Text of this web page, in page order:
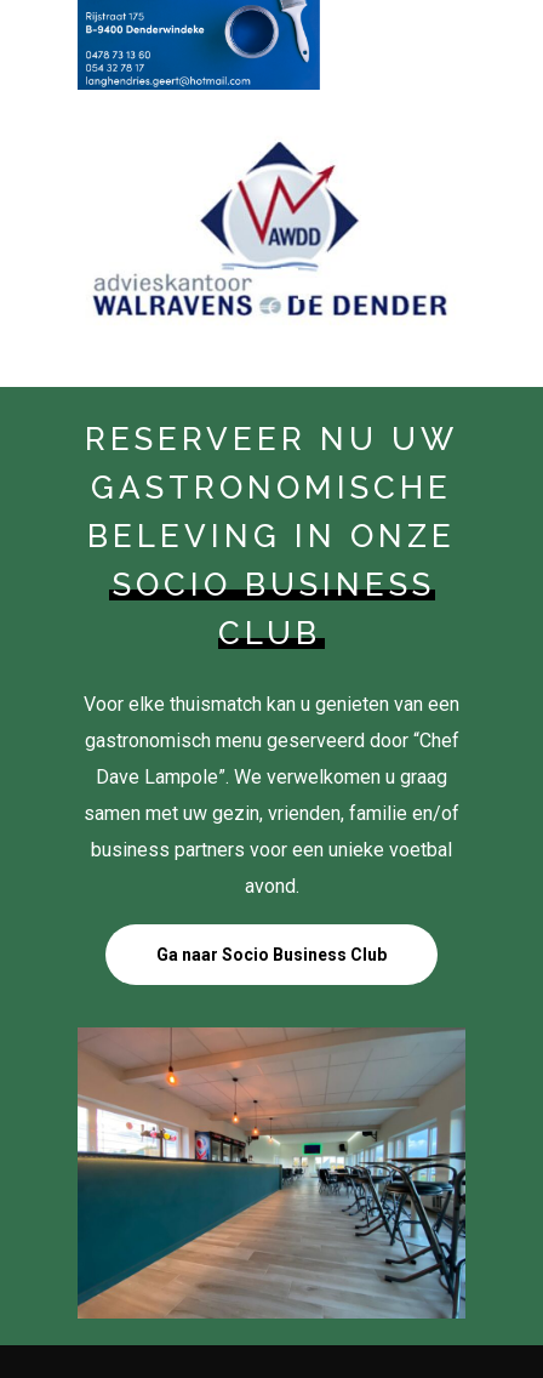
RESERVEER NU UW
GASTRONOMISCHE
BELEVING IN ONZE
SOCIO BUSINESS
CLUB
Voor elke thuismatch kan u genieten van een
gastronomisch menu geserveerd door “Chef
Dave Lampole”. We verwelkomen u graag
samen met uw gezin, vrienden, familie en/of
business partners voor een unieke voetbal
avond.
Ga naar Socio Business Club